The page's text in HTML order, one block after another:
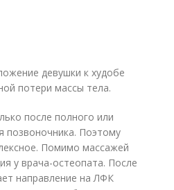
девушки к худобе
потери массы тела.
после полного или
позвоночника. Поэтому
Помимо массажей
у врача-остеопата. После
направление на ЛФК